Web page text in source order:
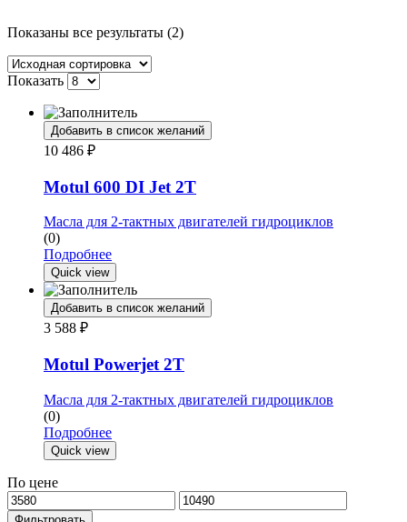
Показаны все результаты (2)
Показать
Добавить в список желаний
10 486 ₽
Motul 600 DI Jet 2T
Масла для 2-тактных двигателей гидроциклов
(0)
Подробнее
Quick view
Добавить в список желаний
3 588 ₽
Motul Powerjet 2T
Масла для 2-тактных двигателей гидроциклов
(0)
Подробнее
Quick view
По цене
Минимальная
цена
Максимальная
цена